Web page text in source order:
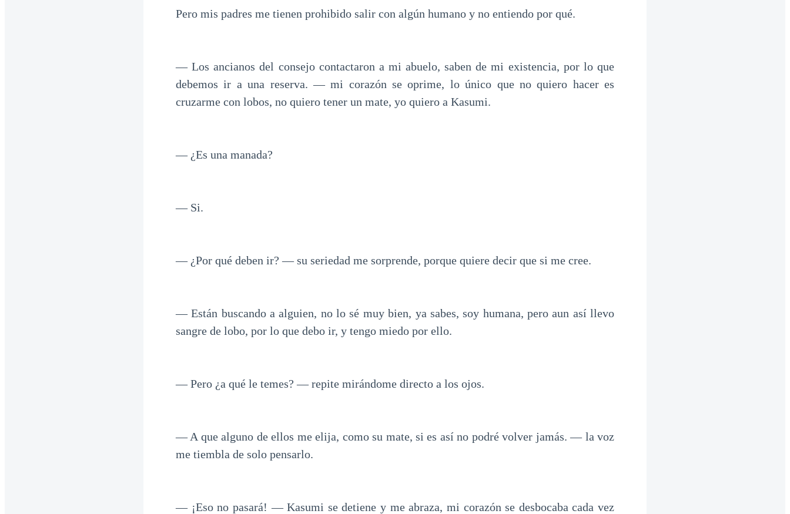
Pero mis padres me tienen prohibido salir con algún humano y no entiendo por qué.
— Los ancianos del consejo contactaron a mi abuelo, saben de mi existencia, por lo que
debemos ir a una reserva. — mi corazón se oprime, lo único que no quiero hacer es
cruzarme con lobos, no quiero tener un mate, yo quiero a Kasumi.
— ¿Es una manada?
— Si.
— ¿Por qué deben ir? — su seriedad me sorprende, porque quiere decir que si me cree.
— Están buscando a alguien, no lo sé muy bien, ya sabes, soy humana, pero aun así llevo
sangre de lobo, por lo que debo ir, y tengo miedo por ello.
— Pero ¿a qué le temes? — repite mirándome directo a los ojos.
— A que alguno de ellos me elija, como su mate, si es así no podré volver jamás. — la voz
me tiembla de solo pensarlo.
— ¡Eso no pasará! — Kasumi se detiene y me abraza, mi corazón se desbocaba cada vez